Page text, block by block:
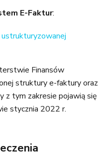
E-Faktur:
Finansów
struktury e-faktury oraz
z tym zakresie pojawią się
stycznia 2022 r.